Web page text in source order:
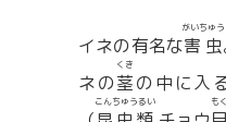
イネの有名な害虫
がいちゅう
ネの茎
くき
の中に入
こんちゅうるい もく